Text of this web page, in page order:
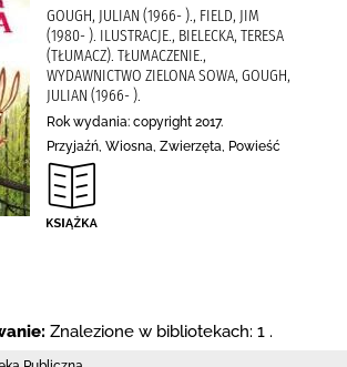
GOUGH, JULIAN (1966- )., FIELD, JIM
(1980- ). ILUSTRACJE., BIELECKA, TERESA
(TŁUMACZ). TŁUMACZENIE.,
WYDAWNICTWO ZIELONA SOWA, GOUGH,
JULIAN (1966- ).
Rok wydania: copyright 2017.
Przyjaźń, Wiosna, Zwierzęta, Powieść
Znalezione w bibliotekach: 1 .